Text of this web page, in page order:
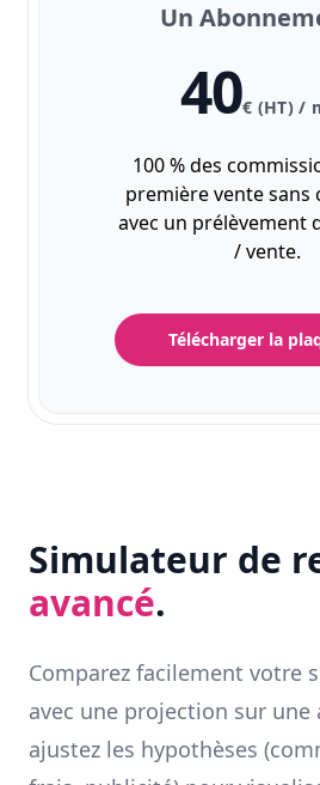
Un
40€ (HT) /
100 % des
première vente sans
avec un prélèvement
/ vente.
Télécharger la
Simulateur de
avancé.
Comparez facilement votre
avec une projection sur
ajustez les hypothèses